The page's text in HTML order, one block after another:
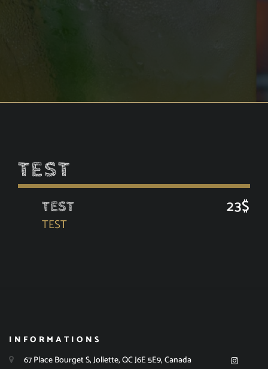
TEST
TEST
TEST
23$
INFORMATIONS
67 Place Bourget S, Joliette, QC J6E 5E9, Canada